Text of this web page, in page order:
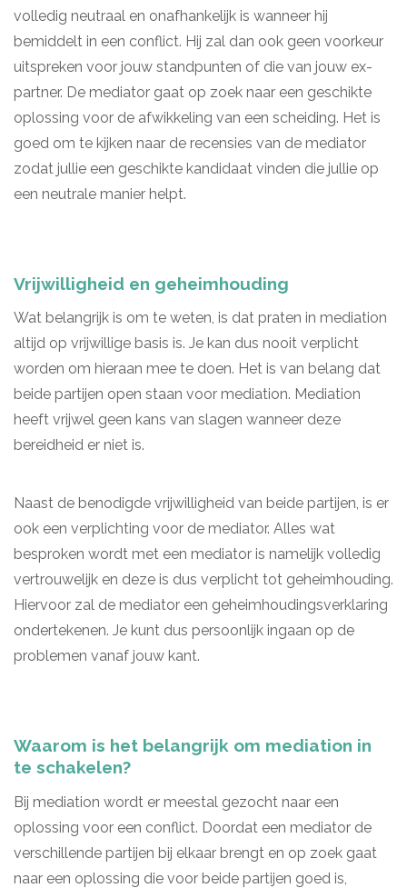
volledig neutraal en onafhankelijk is wanneer hij
bemiddelt in een conflict. Hij zal dan ook geen voorkeur
uitspreken voor jouw standpunten of die van jouw ex-
partner. De mediator gaat op zoek naar een geschikte
oplossing voor de afwikkeling van een scheiding. Het is
goed om te kijken naar de recensies van de mediator
zodat jullie een geschikte kandidaat vinden die jullie op
een neutrale manier helpt.
Vrijwilligheid en geheimhouding
Wat belangrijk is om te weten, is dat praten in mediation
altijd op vrijwillige basis is. Je kan dus nooit verplicht
worden om hieraan mee te doen. Het is van belang dat
beide partijen open staan voor mediation. Mediation
heeft vrijwel geen kans van slagen wanneer deze
bereidheid er niet is.
Naast de benodigde vrijwilligheid van beide partijen, is er
ook een verplichting voor de mediator. Alles wat
besproken wordt met een mediator is namelijk volledig
vertrouwelijk en deze is dus verplicht tot geheimhouding.
Hiervoor zal de mediator een geheimhoudingsverklaring
ondertekenen. Je kunt dus persoonlijk ingaan op de
problemen vanaf jouw kant.
Waarom is het belangrijk om mediation in
te schakelen?
Bij mediation wordt er meestal gezocht naar een
oplossing voor een conflict. Doordat een mediator de
verschillende partijen bij elkaar brengt en op zoek gaat
naar een oplossing die voor beide partijen goed is,